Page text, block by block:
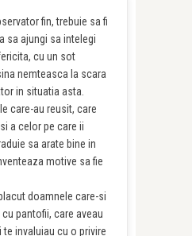
fin, trebuie sa fi
sa ajungi sa intelegi
cu un sot
nemteasca la scara
in situatia asta.
care-au reusit, care
a celor pe care ii
sa arate bine in
motive sa fie
doamnele care-si
pantofii, care aveau
invaluiau cu o privire